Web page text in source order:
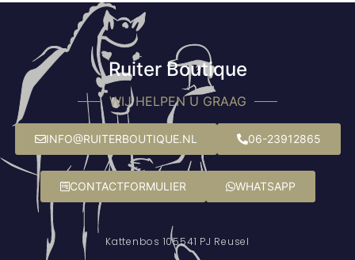
Ruiter Boutique
WIJ HELPEN U GRAAG
INFO@RUITERBOUTIQUE.NL 06-23912865
CONTACTFORMULIER WHATSAPP
Kattenbos 105541 PJ Reusel